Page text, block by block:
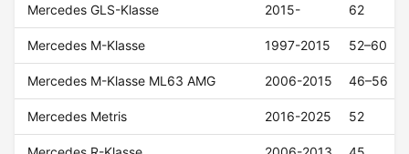
Mercedes GLS-Klasse 2015- 62
Mercedes M-Klasse 1997-2015 52–60
Mercedes M-Klasse ML63 AMG 2006-2015 46–56
Mercedes Metris 2016-2025 52